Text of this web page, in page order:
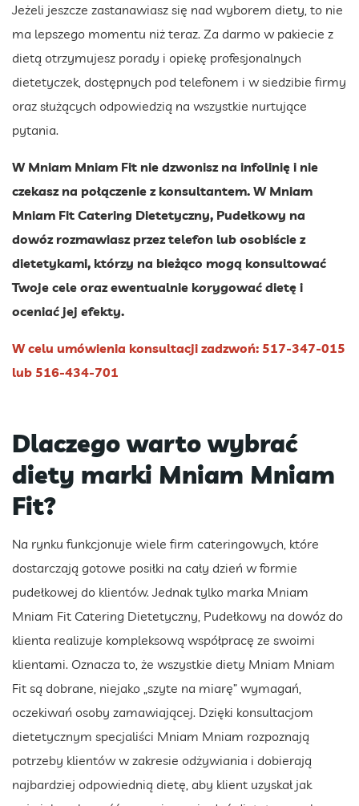
Jeżeli jeszcze zastanawiasz się nad wyborem diety, to nie
ma lepszego momentu niż teraz. Za darmo w pakiecie z
dietą otrzymujesz porady i opiekę profesjonalnych
dietetyczek, dostępnych pod telefonem i w siedzibie firmy
oraz służących odpowiedzią na wszystkie nurtujące
pytania.
W Mniam Mniam Fit nie dzwonisz na infolinię i nie
czekasz na połączenie z konsultantem. W Mniam
Mniam Fit Catering Dietetyczny, Pudełkowy na
dowóz rozmawiasz przez telefon lub osobiście z
dietetykami, którzy na bieżąco mogą konsultować
Twoje cele oraz ewentualnie korygować dietę i
oceniać jej efekty.
W celu umówienia konsultacji zadzwoń: 517-347-015
lub 516-434-701
Dlaczego warto wybrać
diety marki Mniam Mniam
Fit?
Na rynku funkcjonuje wiele firm cateringowych, które
dostarczają gotowe posiłki na cały dzień w formie
pudełkowej do klientów. Jednak tylko marka Mniam
Mniam Fit Catering Dietetyczny, Pudełkowy na dowóz do
klienta realizuje kompleksową współpracę ze swoimi
klientami. Oznacza to, że wszystkie diety Mniam Mniam
Fit są dobrane, niejako „szyte na miarę” wymagań,
oczekiwań osoby zamawiającej. Dzięki konsultacjom
dietetycznym specjaliści Mniam Mniam rozpoznają
potrzeby klientów w zakresie odżywiania i dobierają
najbardziej odpowiednią dietę, aby klient uzyskał jak